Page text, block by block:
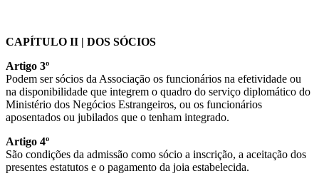
CAPÍTULO II | DOS SÓCIOS
Artigo 3º
Podem ser sócios da Associação os funcionários na efetividade ou
na disponibilidade que integrem o quadro do serviço diplomático do
Ministério dos Negócios Estrangeiros, ou os funcionários
aposentados ou jubilados que o tenham integrado.
Artigo 4º
São condições da admissão como sócio a inscrição, a aceitação dos
presentes estatutos e o pagamento da joia estabelecida.